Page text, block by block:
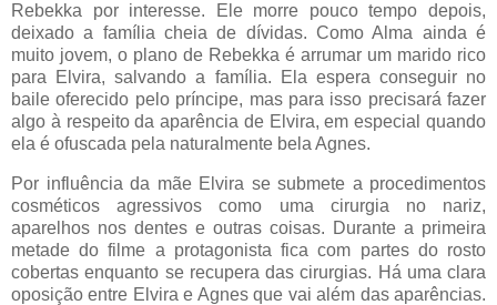
Rebekka por interesse. Ele morre pouco tempo depois,
deixado a família cheia de dívidas. Como Alma ainda é
muito jovem, o plano de Rebekka é arrumar um marido rico
para Elvira, salvando a família. Ela espera conseguir no
baile oferecido pelo príncipe, mas para isso precisará fazer
algo à respeito da aparência de Elvira, em especial quando
ela é ofuscada pela naturalmente bela Agnes.
Por influência da mãe Elvira se submete a procedimentos
cosméticos agressivos como uma cirurgia no nariz,
aparelhos nos dentes e outras coisas. Durante a primeira
metade do filme a protagonista fica com partes do rosto
cobertas enquanto se recupera das cirurgias. Há uma clara
oposição entre Elvira e Agnes que vai além das aparências.